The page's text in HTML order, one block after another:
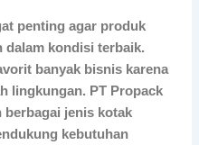
penting agar produk
dalam kondisi terbaik.
banyak bisnis karena
lingkungan. PT Propack
berbagai jenis kotak
kebutuhan